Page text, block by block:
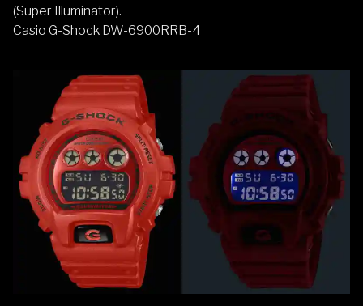
(Super Illuminator).
Casio G-Shock DW-6900RRB-4